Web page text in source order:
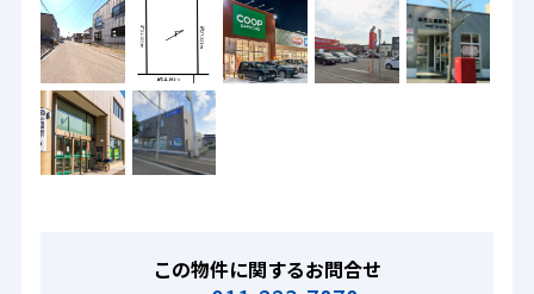
この物件に関するお問合せ